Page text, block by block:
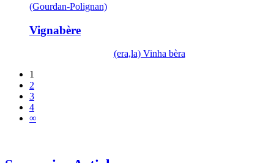
(Gourdan-Polignan)
Vignabère
(era,la) Vinha bèra
1
2
3
4
∞